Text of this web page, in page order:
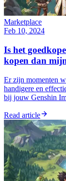
Marketplace
Feb 10, 2024
Is het
kopen dan
Er zijn momenten
handigere en
bij jouw Genshin
Read article